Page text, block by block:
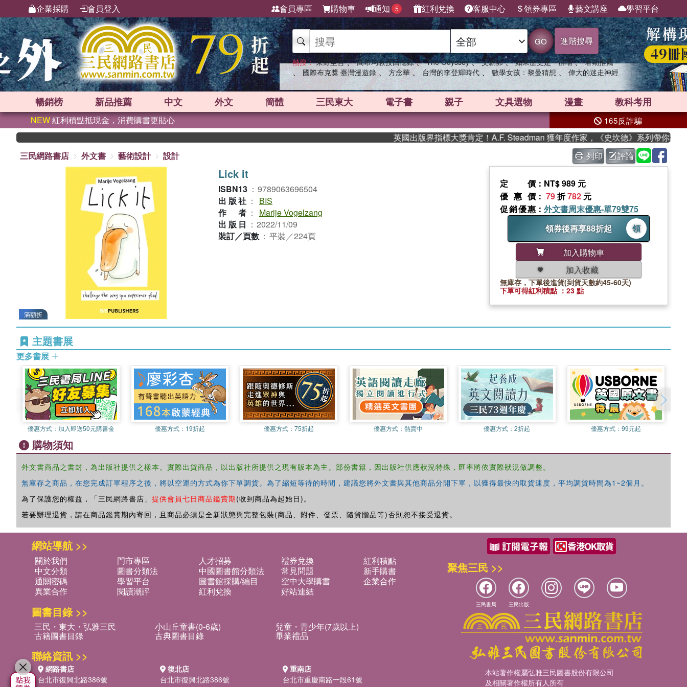
企業採購 會員登入 會員專區 購物車 通知 5 紅利兌換 客服中心 領券專區 藝文講座 學習平台
GO 進階搜尋
熱搜： 東野圭吾 、 高希均教授回憶錄 、 The Odyssey 、 父親節 、 如果歷史是一群喵 、 暑期推薦
、 國際布克獎 臺灣漫遊錄 、 方念華 、 台灣的李登輝時代 、 數學女孩：黎曼猜想 、 偉大的迷走神經
暢銷榜 新品推薦 中文 外文 簡體 三民東大 電子書 親子 文具選物 漫畫 教科考用
NEW紅利積點抵現金，消費購書更貼心 165反詐騙
英國出版界指標大獎肯定！A.F. Steadman 獲年度作家，《史坎德》系列帶你踏上熱
三民網路書店
外文書 藝術設計 設計 列印 評論
滿額折
Lick it
ISBN13 ： 9789063696504
出版社 ：
BIS
作者 ：
Marije Vogelzang
出版日 ： 2022/11/09
裝訂／頁數 ： 平裝／224頁
定價 ：NT$ 989 元
優惠價 ： 79折782 元
促銷優惠 ： 外文書周末優惠-單79雙75
領券後再享88折起
領
加入購物車
加入收藏
無庫存，下單後進貨(到貨天數約45-60天)
下單可得紅利積點 ：23 點
主題書展
更多書展
優惠方式： 加入即送50元購書金 優惠方式： 19折起 優惠方式：75折起 優惠方式： 熱賣中 優惠方式：2折起 優惠方式：99元起
購物須知
外文書商品之書封，為出版社提供之樣本。實際出貨商品，以出版社所提供之現有版本為主。部份書籍，因出版社供應狀況特殊，匯率將依實際狀況做調整。
無庫存之商品，在您完成訂單程序之後，將以空運的方式為你下單調貨。為了縮短等待的時間，建議您將外文書與其他商品分開下單，以獲得最快的取貨速度，平均調貨時間為1~2個月。
為了保護您的權益，「三民網路書店」 提供會員七日商品鑑賞期(收到商品為起始日)。
若要辦理退貨，請在商品鑑賞期內寄回，且商品必須是全新狀態與完整包裝(商品、附件、發票、隨貨贈品等)否則恕不接受退貨。
網站導航 >>
關於我們 門市專區 人才招募 禮券兌換
紅利積點
中文分類
圖書分類法 中國圖書館分類法 常見問題
新手購書
通關密碼
學習平台 圖書館採購/編目 空中大學購書
企業合作
異業合作
閱讀潮評 紅利兌換 好站連結
圖書目錄 >>
三民・東大・弘雅三民 小山丘童書(0-6歲) 兒童・青少年(7歲以上)
古籍圖書目錄 古典圖書目錄 畢業禮品
聯絡資訊 >>
網路書店
台北市復興北路386號
復北店
台北市復興北路386號
重南店
台北市重慶南路一段61號
聚焦三民 >>
三民書局 三民出版
本站著作權屬弘雅三民圖書股份有限公司
及相關著作權所有人所有